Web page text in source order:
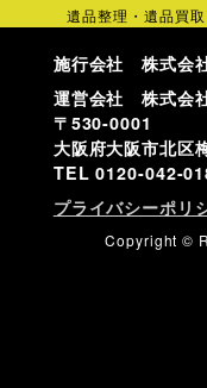
遺品整理・遺品買
施行会社 株式会
運営会社 株式会
〒530-0001
大阪府大阪市北
TEL0120-042-
プライバシーポリ
Copyright ©